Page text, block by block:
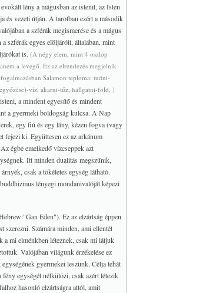
lény a mágusban az istenit, az Isten
és vezeti útján. A tarotban ezért a második
a szférák megismerése és a mágus
szférák egyes elöljáróit, általában, mint
is. (A négy elem, mint 4 oszlop
a levegő. Ez az elrendezés megjelnik
Salamon teploma: tudni-
víz, akarni-tűz, hallgatni-föld. )
a mindent egyesítő és mindent
a gyermeki boldogság kulcsa. A Nap
egy fiú és egy lány, kézen fogva (vagy
fejezi ki. Együttesen ez az arkánum
égbe emelkedő vízcseppek azt
Itt minden dualitás megszűnik,
csak a tökéletes egység látható.
lényegi mondanivalóját képezi
Eden"). Ez az elzártság éppen
szerezni. Számára minden, ami ellentét
a mi elménkben léteznek, csak mi látjuk
Valójában világunk érzékelése ez
gyermekei leszünk. Célja tehát
egységét nélkülözi, csak azért létezik
hasonló elzártságra attól, amit